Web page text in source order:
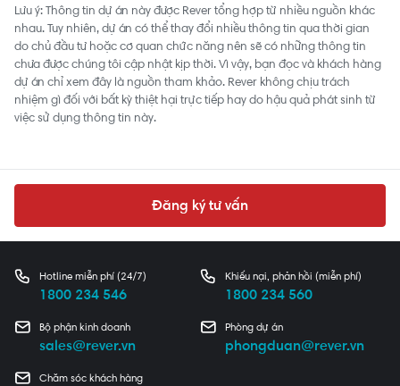
Lưu ý: Thông tin dự án này được Rever tổng hợp từ nhiều nguồn khác
nhau. Tuy nhiên, dự án có thể thay đổi nhiều thông tin qua thời gian
do chủ đầu tư hoặc cơ quan chức năng nên sẽ có những thông tin
chưa được chúng tôi cập nhật kịp thời. Vì vậy, bạn đọc và khách hàng
dự án chỉ xem đây là nguồn tham khảo. Rever không chịu trách
nhiệm gì đối với bất kỳ thiệt hại trực tiếp hay do hậu quả phát sinh từ
việc sử dụng thông tin này.
Đăng ký tư vấn
Hotline miễn phí (24/7)
1800 234 546
Khiếu nại, phản hồi (miễn phí)
1800 234 560
Bộ phận kinh doanh
sales@rever.vn
Phòng dự án
phongduan@rever.vn
Chăm sóc khách hàng